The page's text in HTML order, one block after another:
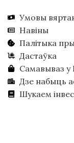
Умовы
Навіны
Палітыка
Дастаўка
Самавываз у
Дзе набыць
Шукаем